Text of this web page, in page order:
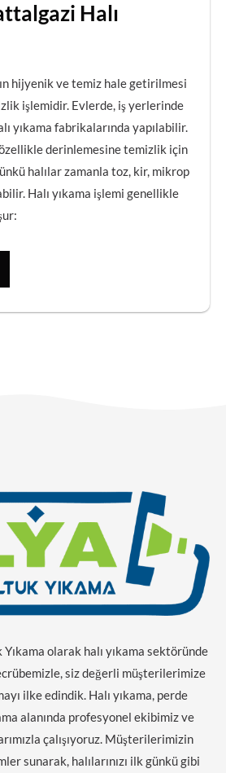
Halı
hijyenik ve temiz hale getirilmesi
işlemidir. Evlerde, iş yerlerinde
yıkama fabrikalarında yapılabilir.
özellikle derinlemesine temizlik için
halılar zamanla toz, kir, mikrop
Halı yıkama işlemi genellikle
olarak halı yıkama sektöründe
siz değerli müşterilerimize
ilke edindik. Halı yıkama, perde
alanında profesyonel ekibimiz ve
çalışıyoruz. Müşterilerimizin
sunarak, halılarınızı ilk günkü gibi